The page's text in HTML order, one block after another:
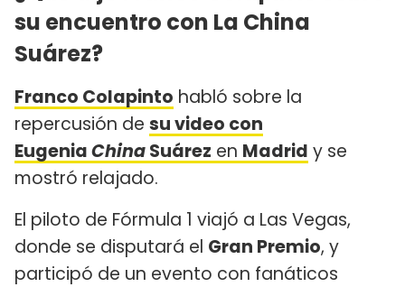
su encuentro con La China
Suárez?
Franco Colapinto habló sobre la
repercusión de su video con
EugeniaChinaSuárez en Madrid y se
mostró relajado.
El piloto de Fórmula 1 viajó a Las Vegas,
donde se disputará el Gran Premio, y
participó de un evento con fanáticos